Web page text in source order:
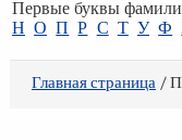
Первые буквы
Н О П Р С Т У Ф
Главная страница/